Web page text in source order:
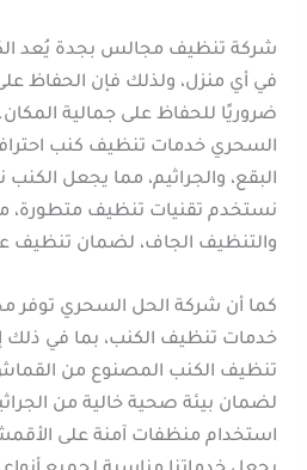
شركة تنظيف مجالس بجدة يُعد
في أي منزل، ولذلك فإن الحفاظ
ضروريًا للحفاظ على جمالية
السحري خدمات تنظيف كنب
البقع، والجراثيم، مما يجعل
نستخدم تقنيات تنظيف متطورة،
والتنظيف الجاف، لضمان تنظيف
كما أن شركة الحل السحري توفر
خدمات تنظيف الكنب، بما في ذلك
تنظيف الكنب المصنوع من القماش
لضمان بيئة صحية خالية من
استخدام منظفات آمنة على